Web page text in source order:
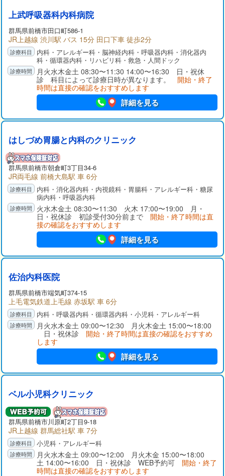
上武呼吸器科内科病院
群馬県前橋市田口町586-1
JR上越線 渋川駅 バス 15分 田口下車 徒歩2分
内科・アレルギー科・脳神経内科・呼吸器内科・消化器内
科・循環器内科・リハビリ科・救急・人間ドック
月火水木金土 08:30〜11:30 14:00〜16:30 日・祝休
診 科目によって診療日時が異なります。 開始・終了
時間は直接の確認をおすすめします
詳細を見る
はしづめ胃腸と内科のクリニック
群馬県前橋市朝倉町3丁目34-6
JR両毛線 前橋大島駅 車 6分
内科・消化器内科・内視鏡科・胃腸科・アレルギー科・糖尿
病内科・呼吸器内科
火水木金土 08:30〜11:30 火木 17:00〜19:00 月・
日・祝休診 初診受付30分前まで 開始・終了時間は直
接の確認をおすすめします
詳細を見る
佐治内科医院
群馬県前橋市端気町374-15
上毛電気鉄道上毛線 赤坂駅 車 6分
内科・呼吸器内科・循環器内科・小児科・アレルギー科
月火水木金土 09:00〜12:30 月火木金土 15:00〜18:00
日・祝休診 開始・終了時間は直接の確認をおすすめ
します
詳細を見る
ベル小児科クリニック
群馬県前橋市川原町2丁目9-18
JR上越線 群馬総社駅 車 7分
小児科・アレルギー科
月火水木金土 09:00〜12:00 月火木金 15:00〜18:00
土 14:00〜16:00 日・祝休診 WEB予約可 開始・終了
時間は直接の確認をおすすめします